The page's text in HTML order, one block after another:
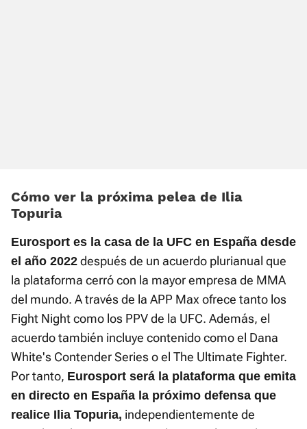
Cómo ver la próxima pelea de Ilia
Topuria
Eurosport es la casa de la UFC en España desde
el año 2022 después de un acuerdo plurianual que
la plataforma cerró con la mayor empresa de MMA
del mundo. A través de la APP Max ofrece tanto los
Fight Night como los PPV de la UFC. Además, el
acuerdo también incluye contenido como el Dana
White's Contender Series o el The Ultimate Fighter.
Por tanto, Eurosport será la plataforma que emita
en directo en España la próximo defensa que
realice Ilia Topuria, independientemente de